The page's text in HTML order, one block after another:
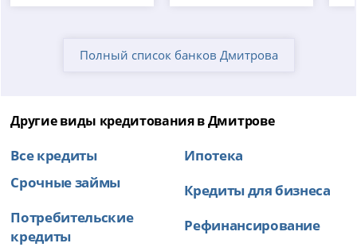
Полный список банков Дмитрова
Другие виды кредитования в Дмитрове
Все кредиты
Срочные займы
Потребительские
кредиты
Ипотека
Кредиты для бизнеса
Рефинансирование